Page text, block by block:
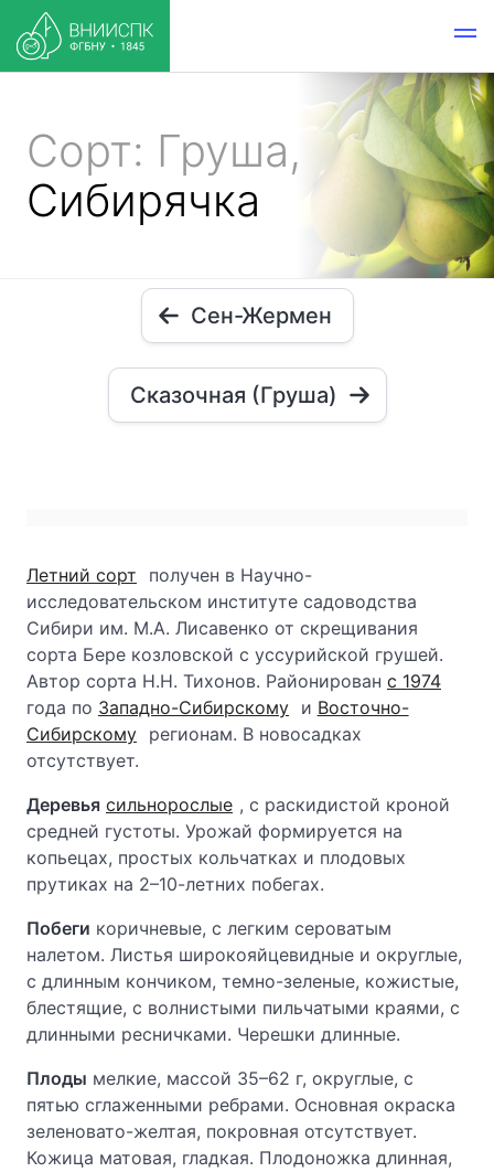
Сорт: Груша,
Сибирячка
Сен-Жермен
Сказочная (Груша)
Летний сорт
получен в Научно-
исследовательском институте садоводства
Сибири им. М.А. Лисавенко от скрещивания
сорта Бере козловской с уссурийской грушей.
Автор сорта Н.Н. Тихонов. Районирован с 1974
года по Западно-Сибирскому и Восточно-
Сибирскому регионам. В новосадках
отсутствует.
Деревья сильнорослые , с раскидистой кроной
средней густоты. Урожай формируется на
копьецах, простых кольчатках и плодовых
прутиках на 2–10-летних побегах.
Побеги коричневые, с легким сероватым
налетом. Листья широкояйцевидные и округлые,
с длинным кончиком, темно-зеленые, кожистые,
блестящие, с волнистыми пильчатыми краями, с
длинными ресничками. Черешки длинные.
Плоды мелкие, массой 35–62 г, округлые, с
пятью сглаженными ребрами. Основная окраска
зеленовато-желтая, покровная отсутствует.
Кожица матовая, гладкая. Плодоножка длинная,